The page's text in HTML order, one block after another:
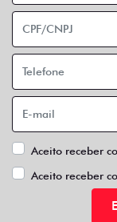
Aceito receber
Aceito receber